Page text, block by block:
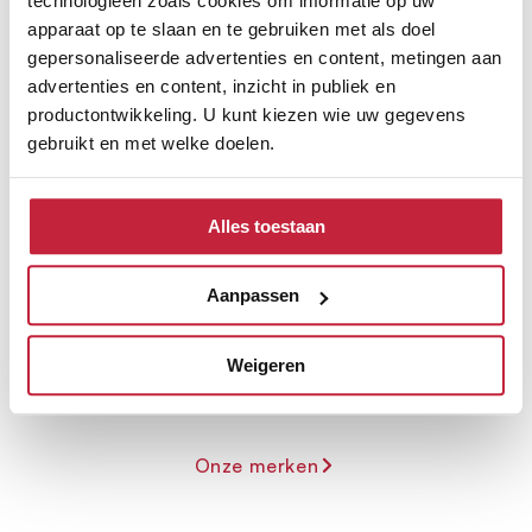
apparaat op te slaan en te gebruiken met als doel
gepersonaliseerde advertenties en content, metingen aan
advertenties en content, inzicht in publiek en
productontwikkeling. U kunt kiezen wie uw gegevens
gebruikt en met welke doelen.
Als u het toestaat, willen we ook graag:
Informatie verzamelen over uw geografische
locatie, die tot een paar meter nauwkeurig kan zijn
Uw apparaat identificeren door het actief te
scannen op specifieke eigenschappen (fingerprinting)
verwerkt en stel uw voorkeuren in het
U kunt uw toestemming op elk moment wijzigen of
Alles toestaan
Aanpassen
Weigeren
Ontdek de verschillende
merken
Onze merken